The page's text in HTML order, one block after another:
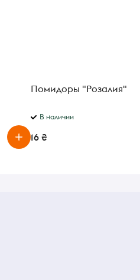
Помидоры "Розалия"
В наличии
16 ₴